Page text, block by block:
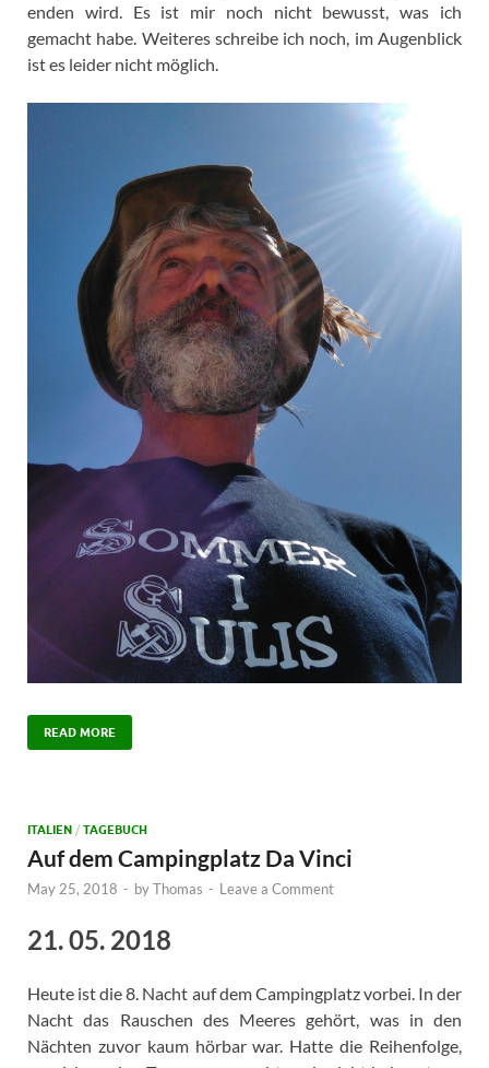
enden wird. Es ist mir noch nicht bewusst, was ich
gemacht habe. Weiteres schreibe ich noch, im Augenblick
ist es leider nicht möglich.
READ MORE
ITALIEN / TAGEBUCH
Auf dem Campingplatz Da Vinci
May 25, 2018 - byThomas - Leave a Comment
21. 05. 2018
Heute ist die 8. Nacht auf dem Campingplatz vorbei. In der
Nacht das Rauschen des Meeres gehört, was in den
Nächten zuvor kaum hörbar war. Hatte die Reihenfolge,